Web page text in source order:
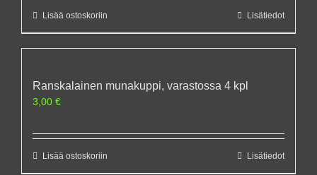
Lisää ostoskoriin Lisätiedot
Ranskalainen munakuppi, varastossa 4 kpl
3,00 €
Lisää ostoskoriin Lisätiedot